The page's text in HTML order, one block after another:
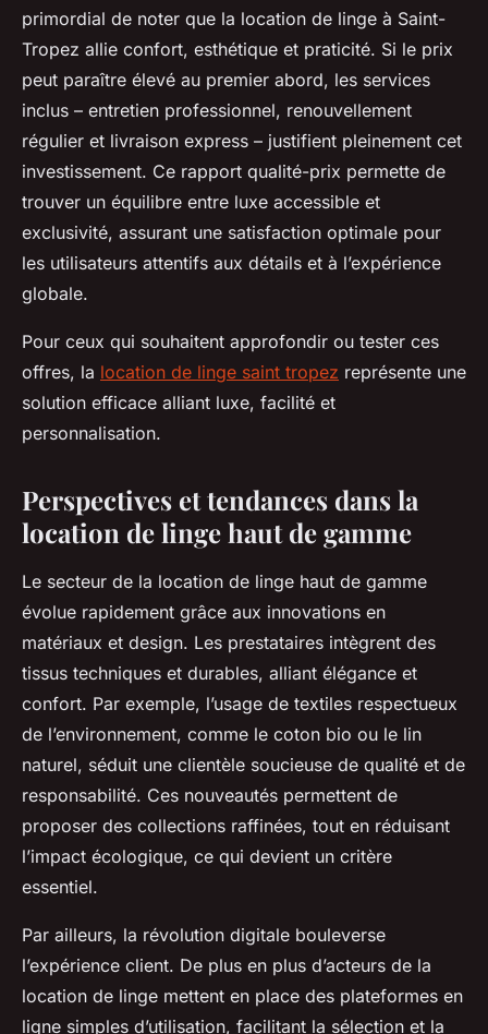
primordial de noter que la location de linge à Saint-
Tropez allie confort, esthétique et praticité. Si le prix
peut paraître élevé au premier abord, les services
inclus – entretien professionnel, renouvellement
régulier et livraison express – justifient pleinement cet
investissement. Ce rapport qualité-prix permette de
trouver un équilibre entre luxe accessible et
exclusivité, assurant une satisfaction optimale pour
les utilisateurs attentifs aux détails et à l’expérience
globale.
Pour ceux qui souhaitent approfondir ou tester ces
offres, la location de linge saint tropez représente une
solution efficace alliant luxe, facilité et
personnalisation.
Perspectives et tendances dans la
location de linge haut de gamme
Le secteur de la location de linge haut de gamme
évolue rapidement grâce aux innovations en
matériaux et design. Les prestataires intègrent des
tissus techniques et durables, alliant élégance et
confort. Par exemple, l’usage de textiles respectueux
de l’environnement, comme le coton bio ou le lin
naturel, séduit une clientèle soucieuse de qualité et de
responsabilité. Ces nouveautés permettent de
proposer des collections raffinées, tout en réduisant
l’impact écologique, ce qui devient un critère
essentiel.
Par ailleurs, la révolution digitale bouleverse
l’expérience client. De plus en plus d’acteurs de la
location de linge mettent en place des plateformes en
ligne simples d’utilisation, facilitant la sélection et la